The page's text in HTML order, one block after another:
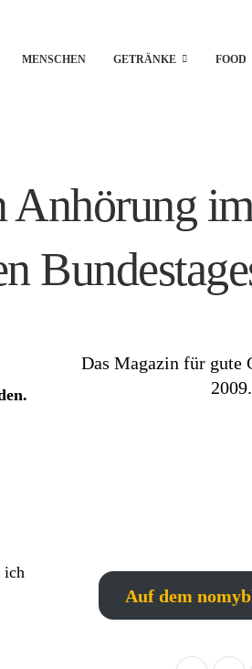
MENSCHEN GETRÄNKE FOOD
Anhörung
ich
Das Magazin für gute
2009.
Auf dem